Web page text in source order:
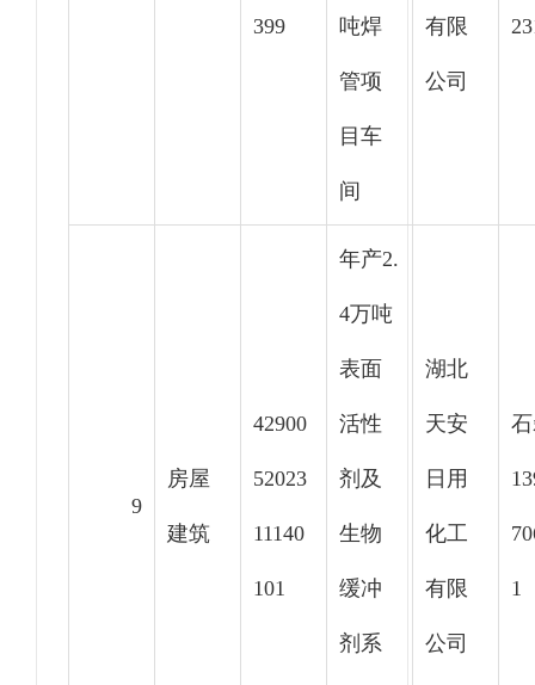
399 吨焊
管项
目车
间
有限
公司
9
房屋
建筑
42900
52023
11140
101
年产2.
4万吨
表面
活性
剂及
生物
缓冲
剂系
湖北
天安
日用
化工
有限
公司
1